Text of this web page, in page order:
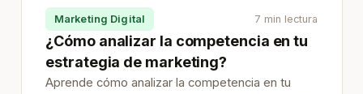
Marketing Digital 7 min lectura
¿Cómo analizar la competencia en tu
estrategia de marketing?
Aprende cómo analizar la competencia en tu